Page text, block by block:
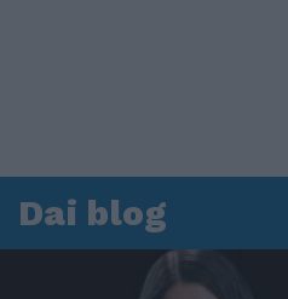
Dai blog